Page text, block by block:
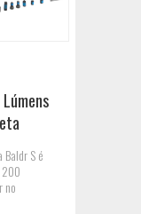
Baldr S é
200
no